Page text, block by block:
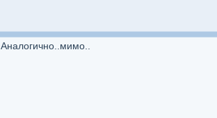
Аналогично..мимо..